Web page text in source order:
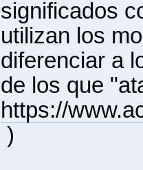
significados
utilizan los
diferenciar a
de los que
https://
)